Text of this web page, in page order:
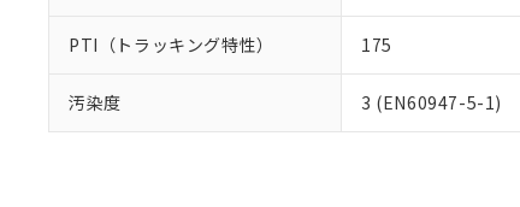
PTI（トラッキング特性） 175
汚染度 3 (EN60947-5-1)